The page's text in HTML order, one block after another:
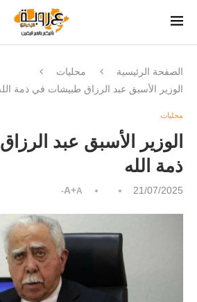
الصفحة الرئيسية
محليات
الوزير الأسبق عبد الرزاق طبيشات في ذمة
محليات
الوزير الأسبق عبد
ذمة الله
21/07/2025
A+A-